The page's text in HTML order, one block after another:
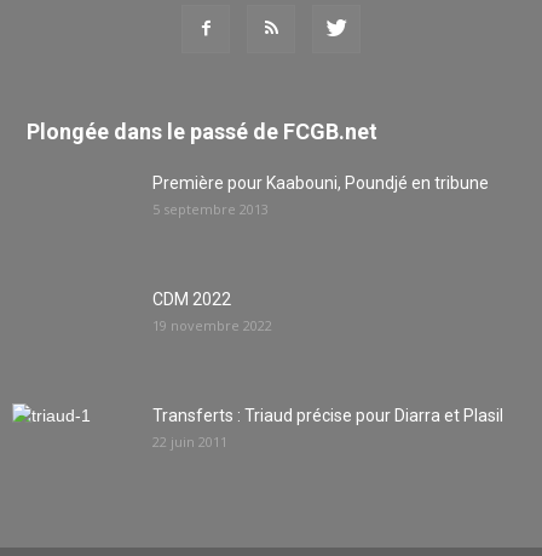
Plongée dans le passé de FCGB.net
Première pour Kaabouni, Poundjé en tribune
5 septembre 2013
CDM 2022
19 novembre 2022
Transferts : Triaud précise pour Diarra et Plasil
22 juin 2011